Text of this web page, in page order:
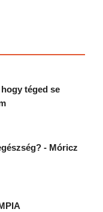
téged se
- Móricz